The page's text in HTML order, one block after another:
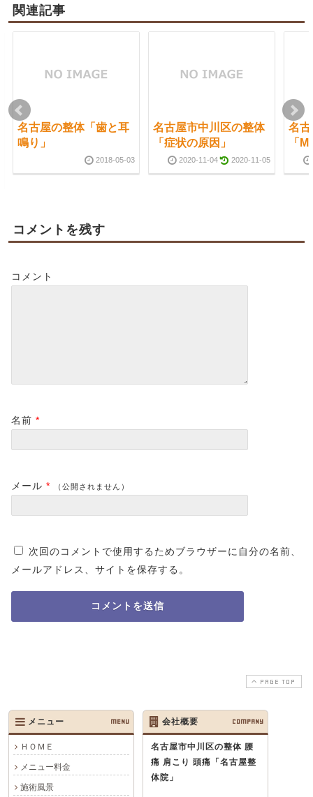
関連記事
名古屋の整体「歯と耳
鳴り」
2018-05-03
名古屋市中川区の整体
「症状の原因」
2020-11-04 2020-11-05
名
「
コメントを残す
コメント
名前 *
メール * （公開されません）
次回のコメントで使用するためブラウザーに自分の名前、
メールアドレス、サイトを保存する。
PAGE TOP
メニュー MENU
ＨＯＭＥ
メニュー料金
施術風景
会社概要 COMPANY
名古屋市中川区の整体 腰
痛 肩こり 頭痛 「名古屋整
体院」